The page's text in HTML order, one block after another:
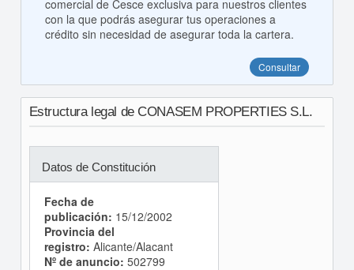
comercial de Cesce exclusiva para nuestros clientes
con la que podrás asegurar tus operaciones a
crédito sin necesidad de asegurar toda la cartera.
Consultar
Estructura legal de CONASEM PROPERTIES S.L.
Datos de Constitución
Fecha de
publicación: 15/12/2002
Provincia del
registro: Alicante/Alacant
Nº de anuncio: 502799